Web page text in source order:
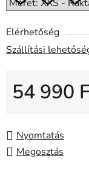
Elérhetőség
Szállítási
54 990
Nyomtatás
Megosztás